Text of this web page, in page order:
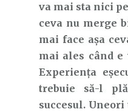
va mai sta nici
ceva nu merge
mai face așa
mai ales când e
Experiența
trebuie să-l
succesul.